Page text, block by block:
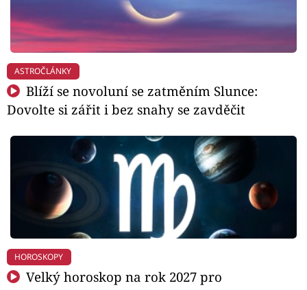
ASTROČLÁNKY
Blíží se novoluní se zatměním Slunce:
Dovolte si zářit i bez snahy se zavděčit
HOROSKOPY
Velký horoskop na rok 2027 pro